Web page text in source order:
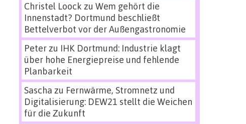
Christel Loock zu Wem gehört die
Innenstadt? Dortmund beschließt
Bettelverbot vor der Außengastronomie
Peterzu IHK Dortmund: Industrie klagt
über hohe Energiepreise und fehlende
Planbarkeit
Sascha zu Fernwärme, Stromnetz und
Digitalisierung: DEW21 stellt die Weichen
für die Zukunft